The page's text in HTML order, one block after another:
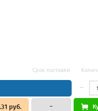
Срок поставки
руб. –